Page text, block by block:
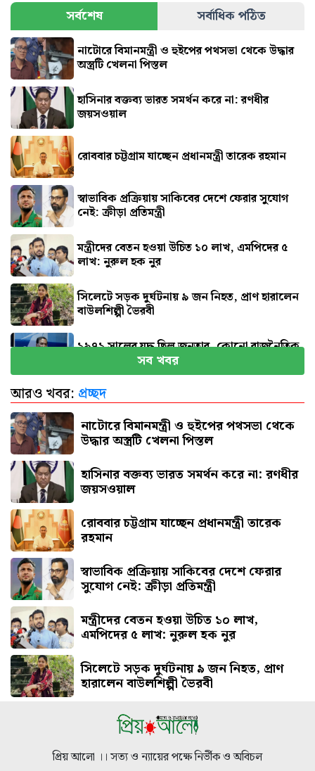
সর্বশেষ
সর্বাধিক পঠিত
নাটোরে বিমানমন্ত্রী ও হুইপের পথসভা থেকে উদ্ধার
অস্ত্রটি খেলনা পিস্তল
হাসিনার বক্তব্য ভারত সমর্থন করে না: রণধীর
জয়সওয়াল
রোববার চট্টগ্রাম যাচ্ছেন প্রধানমন্ত্রী তারেক রহমান
স্বাভাবিক প্রক্রিয়ায় সাকিবের দেশে ফেরার সুযোগ
নেই: ক্রীড়া প্রতিমন্ত্রী
মন্ত্রীদের বেতন হওয়া উচিত ১০ লাখ, এমপিদের ৫
লাখ: নুরুল হক নুর
সিলেটে সড়ক দুর্ঘটনায় ৯ জন নিহত, প্রাণ হারালেন
বাউলশিল্পী ভৈরবী
১৯৭১ সালের যুদ্ধ ছিল জনতার, কোনো রাজনৈতিক
দলের নয় : ভারপ্রাপ্ত রাষ্ট্রপতি
রাষ্ট্রের গুরুত্বপূর্ণ ব্যক্তিদের নিয়ে অপপ্রচারের বিরুদ্ধে
সব খবর
আরও খবর: প্রচ্ছদ
নাটোরে বিমানমন্ত্রী ও হুইপের পথসভা থেকে
উদ্ধার অস্ত্রটি খেলনা পিস্তল
হাসিনার বক্তব্য ভারত সমর্থন করে না: রণধীর
জয়সওয়াল
রোববার চট্টগ্রাম যাচ্ছেন প্রধানমন্ত্রী তারেক
রহমান
স্বাভাবিক প্রক্রিয়ায় সাকিবের দেশে ফেরার
সুযোগ নেই: ক্রীড়া প্রতিমন্ত্রী
মন্ত্রীদের বেতন হওয়া উচিত ১০ লাখ,
এমপিদের ৫ লাখ: নুরুল হক নুর
সিলেটে সড়ক দুর্ঘটনায় ৯ জন নিহত, প্রাণ
হারালেন বাউলশিল্পী ভৈরবী
প্রিয় আলো ।। সত্য ও ন্যায়ের পক্ষে নির্ভীক ও অবিচল